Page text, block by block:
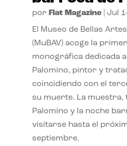
por Flat Magazine| Jul
El Museo de Bellas
(MuBAV) acoge la
monográfica dedicada
Palomino, pintor y
coincidiendo con el
su muerte. La muestra,
Palomino y la noche
visitarse hasta el
septiembre.